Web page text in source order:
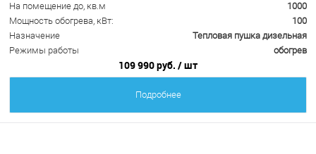
На помещение до, кв.м
1000
Мощность обогрева, кВт:
100
Назначение
Тепловая пушка дизельная
Режимы работы
обогрев
109 990 руб. / шт
Подробнее